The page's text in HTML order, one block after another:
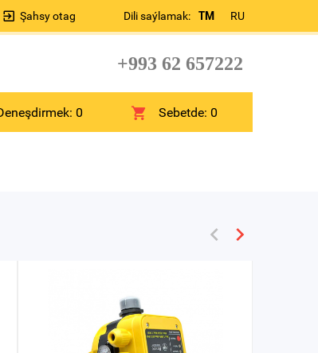
Dili saýlamak: TM RU
Şahsy otag
+993 62 657222
0 Sebetde:0